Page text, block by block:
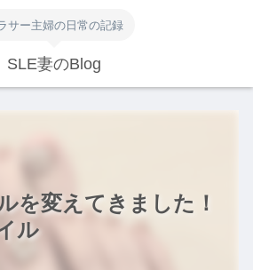
サー主婦の日常の記録
SLE妻のBlog
を変えてきました！
ル